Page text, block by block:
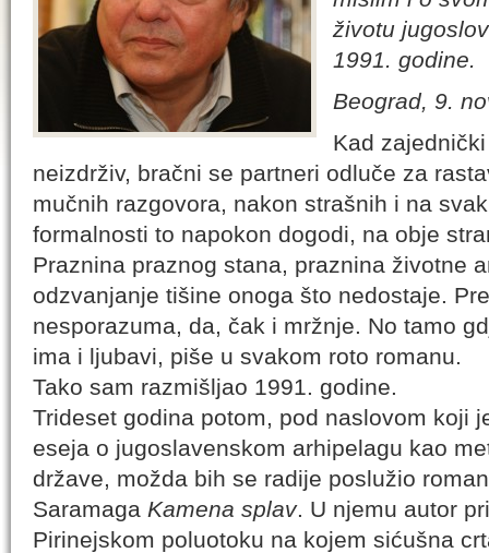
životu
1991. godine.
Beograd, 9.
Kad
neizdrživ, bračni se partneri odluče za
mučnih razgovora, nakon strašnih i na
formalnosti to napokon dogodi, na obje
Praznina praznog stana, praznina životne
odzvanjanje tišine onoga što nedostaje.
nesporazuma, da, čak i mržnje. No tamo
ima i ljubavi, piše u svakom roto romanu.
Tako sam razmišljao 1991. godine.
Trideset godina potom, pod naslovom koji
eseja o jugoslavenskom arhipelagu kao
države, možda bih se radije poslužio
Saramaga Kamena splav. U njemu autor
Pirinejskom poluotoku na kojem sićušna